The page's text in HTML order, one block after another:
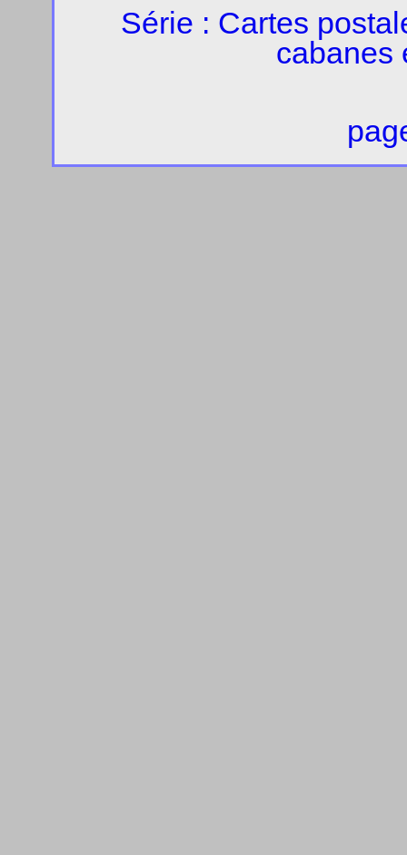
Série : Cartes
cabanes